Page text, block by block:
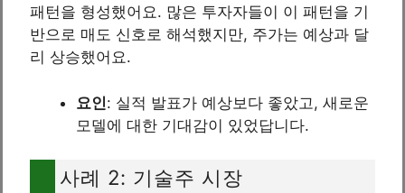
패턴을 형성했어요. 많은 투자자들이 이 패턴을 기
반으로 매도 신호로 해석했지만, 주가는 예상과 달
리 상승했어요.
요인: 실적 발표가 예상보다 좋았고, 새로운
모델에 대한 기대감이 있었답니다.
사례 2: 기술주 시장